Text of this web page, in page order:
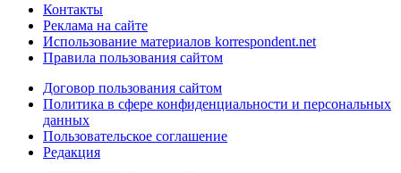
Контакты
Реклама на сайте
Использование материалов korrespondent.net
Правила пользования сайтом
Договор пользования сайтом
Политика в сфере конфиденциальности и персональных
данных
Пользовательское соглашение
Редакция